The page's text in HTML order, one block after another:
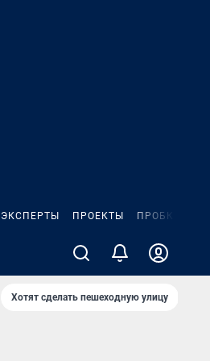
ЭКСПЕРТЫ ПРОЕКТЫ ПРОБКИ
Хотят сделать пешеходную улицу